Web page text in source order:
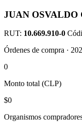
JUAN OSVALDO
RUT: 10.669.910-0
Órdenes de compra ·
0
Monto total (CLP)
$0
Organismos